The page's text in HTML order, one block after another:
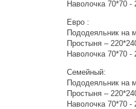
Наволочка 70*70 -
Евро :
Пододеяльник на
Простыня –
Наволочка 70*70 -
Семейный:
Пододеяльник на
Простыня –
Наволочка 70*70 -